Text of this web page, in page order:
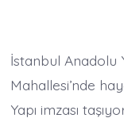
İstanbul Anadolu
Mahallesi’nde
Yapı imzası